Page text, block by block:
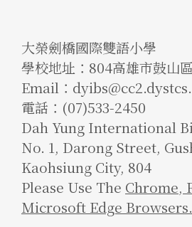
大榮劍橋國際雙語小學
學校地址：804高雄市鼓山
Email：
電話：(07)533-2450
Dah Yung International
No. 1, Darong Street,
Kaohsiung City, 804
Please Use The Chrome,
Microsoft Edge Browsers.